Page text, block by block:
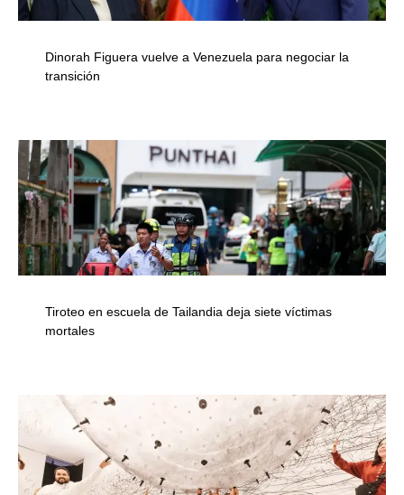
Dinorah Figuera vuelve a Venezuela para negociar la
transición
Tiroteo en escuela de Tailandia deja siete víctimas
mortales